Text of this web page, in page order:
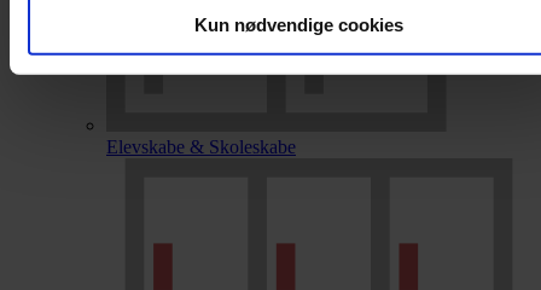
Kun nødvendige cookies
Elevskabe & Skoleskabe